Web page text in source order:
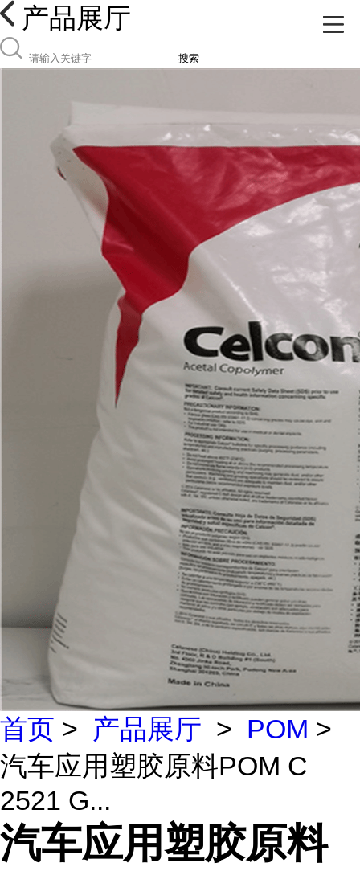
产品展厅
搜索
首页 > 产品展厅 > POM >
汽车应用塑胶原料POM C
2521 G...
汽车应用塑胶原料